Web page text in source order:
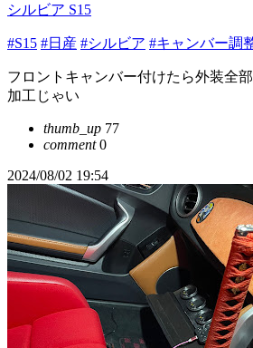
シルビア S15
#S15 #日産 #シルビア #キャンバー調
フロントキャンバー付けたら外装全
加工じゃい
thumb_up 77
comment0
2024/08/02 19:54